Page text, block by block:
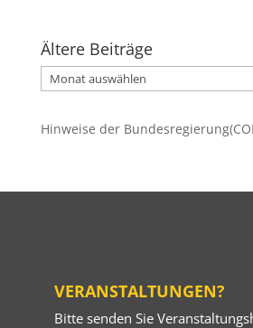
Ältere Beiträge
Ältere
Beiträge
Hinweise der
VERANSTALTUNGEN?
Bitte senden Sie